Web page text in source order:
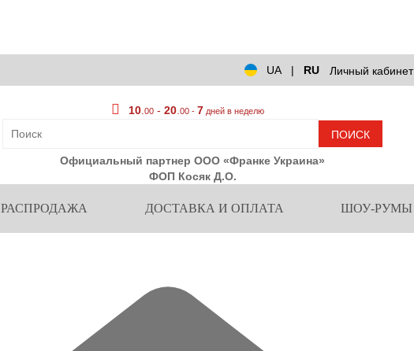
UA
| RU Личный кабинет
10 .00 -20 .00 -7 дней в неделю
ПОИСК
Официальный партнер ООО «Франке Украина»
ФОП Косяк Д.О.
РАСПРОДАЖА ДОСТАВКА И ОПЛАТА ШОУ-РУМЫ